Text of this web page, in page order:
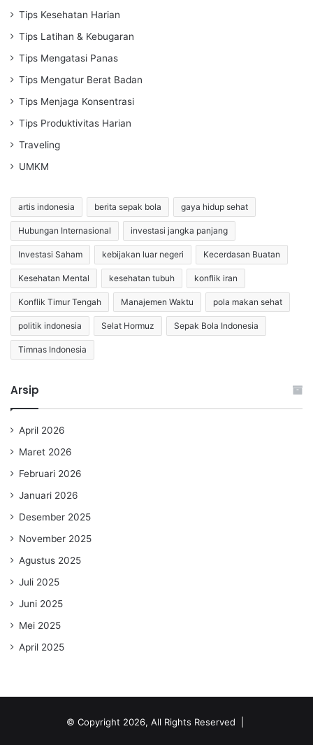
Tips Kesehatan Harian
Tips Latihan & Kebugaran
Tips Mengatasi Panas
Tips Mengatur Berat Badan
Tips Menjaga Konsentrasi
Tips Produktivitas Harian
Traveling
UMKM
artis indonesia berita sepak bola gaya hidup sehat
Hubungan Internasional investasi jangka panjang
Investasi Saham kebijakan luar negeri Kecerdasan Buatan
Kesehatan Mental kesehatan tubuh konflik iran
Konflik Timur Tengah Manajemen Waktu pola makan sehat
politik indonesia Selat Hormuz Sepak Bola Indonesia
Timnas Indonesia
Arsip
April 2026
Maret 2026
Februari 2026
Januari 2026
Desember 2025
November 2025
Agustus 2025
Juli 2025
Juni 2025
Mei 2025
April 2025
© Copyright 2026, All Rights Reserved |